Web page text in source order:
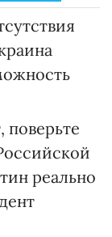
поверьте
реально